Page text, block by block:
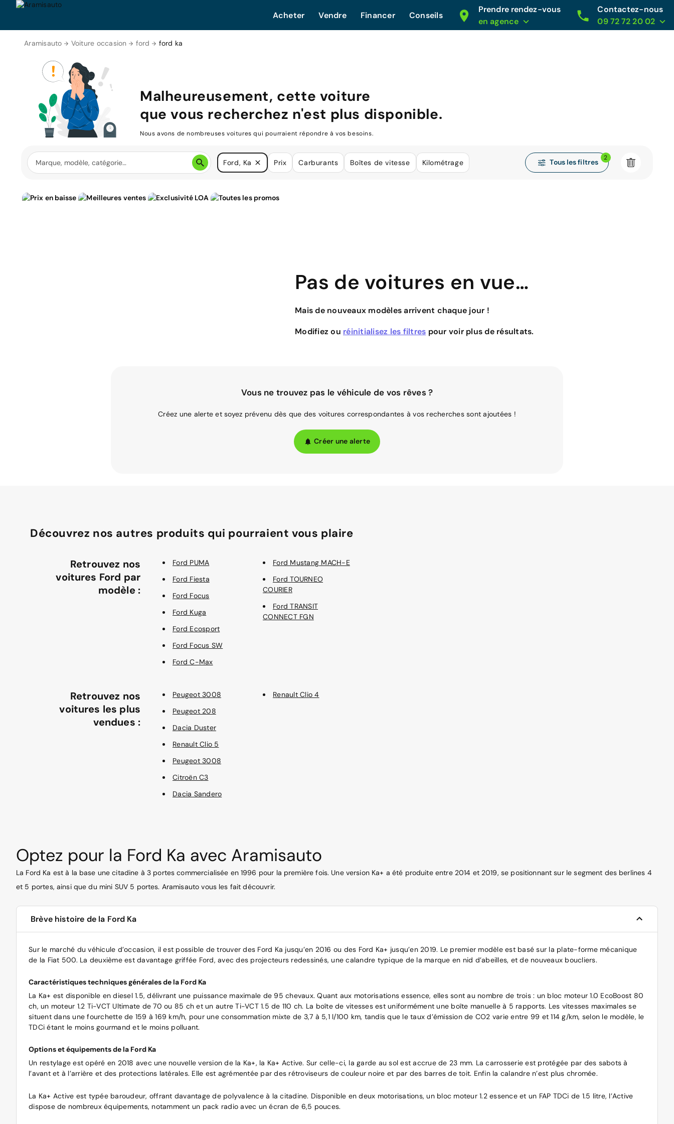
Acheter Vendre Financer Conseils
Prendre rendez-vous
en agence
Contactez-nous
09 72 72 20 02
Aramisauto Voiture occasion ford ford ka
Malheureusement, cette voiture
que vous recherchez n'est plus disponible.
Nous avons de nombreuses voitures qui pourraient répondre à vos besoins.
Ford, Ka Prix Carburants Boîtes de vitesse Kilométrage Tous les filtres
2
Pas de voitures en vue…
Mais de nouveaux modèles arrivent chaque jour !
Modifiez ou réinitialisez les filtres pour voir plus de résultats.
Vous ne trouvez pas le véhicule de vos rêves ?
Créez une alerte et soyez prévenu dès que des voitures correspondantes à vos recherches sont ajoutées !
Créer une alerte
Découvrez nos autres produits qui pourraient vous plaire
Retrouvez nos
voitures Ford par
modèle :
Ford PUMA
Ford Fiesta
Ford Focus
Ford Kuga
Ford Ecosport
Ford Focus SW
Ford C-Max
Ford Mustang MACH-E
Ford TOURNEO
COURIER
Ford TRANSIT
CONNECT FGN
Retrouvez nos
voitures les plus
vendues :
Peugeot 3008
Peugeot 208
Dacia Duster
Renault Clio 5
Peugeot 3008
Citroën C3
Dacia Sandero
Renault Clio 4
Optez pour la Ford Ka avec Aramisauto
La Ford Ka est à la base une citadine à 3 portes commercialisée en 1996 pour la première fois. Une version Ka+ a été produite entre 2014 et 2019, se positionnant sur le segment des berlines 4
et 5 portes, ainsi que du mini SUV 5 portes. Aramisauto vous les fait découvrir.
Brève histoire de la Ford Ka
Sur le marché du véhicule d’occasion, il est possible de trouver des Ford Ka jusqu’en 2016 ou des Ford Ka+ jusqu’en 2019. Le premier modèle est basé sur la plate-forme mécanique
de la Fiat 500. La deuxième est davantage griffée Ford, avec des projecteurs redessinés, une calandre typique de la marque en nid d’abeilles, et de nouveaux boucliers.
Caractéristiques techniques générales de la Ford Ka
La Ka+ est disponible en diesel 1.5, délivrant une puissance maximale de 95 chevaux. Quant aux motorisations essence, elles sont au nombre de trois : un bloc moteur 1.0 EcoBoost 80
ch, un moteur 1.2 Ti-VCT Ultimate de 70 ou 85 ch et un autre Ti-VCT 1.5 de 110 ch. La boîte de vitesses est uniformément une boîte manuelle à 5 rapports. Les vitesses maximales se
situent dans une fourchette de 159 à 169 km/h, pour une consommation mixte de 3,7 à 5,1 l/100 km, tandis que le taux d’émission de CO2 varie entre 99 et 114 g/km, selon le modèle, le
TDCi étant le moins gourmand et le moins polluant.
Options et équipements de la Ford Ka
Un restylage est opéré en 2018 avec une nouvelle version de la Ka+, la Ka+ Active. Sur celle-ci, la garde au sol est accrue de 23 mm. La carrosserie est protégée par des sabots à
l’avant et à l’arrière et des protections latérales. Elle est agrémentée par des rétroviseurs de couleur noire et par des barres de toit. Enfin la calandre n’est plus chromée.
La Ka+ Active est typée baroudeur, offrant davantage de polyvalence à la citadine. Disponible en deux motorisations, un bloc moteur 1.2 essence et un FAP TDCi de 1.5 litre, l’Active
dispose de nombreux équipements, notamment un pack radio avec un écran de 6,5 pouces.